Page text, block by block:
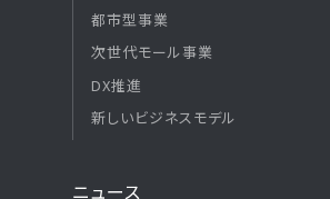
都市型事業
次世代モール事業
DX推進
新しいビジネスモデル
ニュース